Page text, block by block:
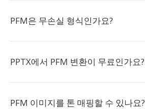
PFM은 무손실 형식인가요?
PPTX에서 PFM 변환이 무료인가요?
PFM 이미지를 톤 매핑할 수 있나요?